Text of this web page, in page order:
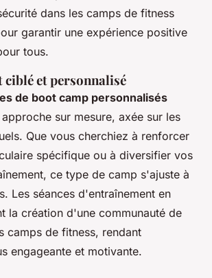
dans les camps de fitness
garantir une expérience positive
tous.
et personnalisé
de boot camp personnalisés
sur mesure, axée sur les
Que vous cherchiez à renforcer
spécifique ou à diversifier vos
ce type de camp s'ajuste à
Les séances d'entraînement en
la création d'une communauté de
camps de fitness, rendant
engageante et motivante.